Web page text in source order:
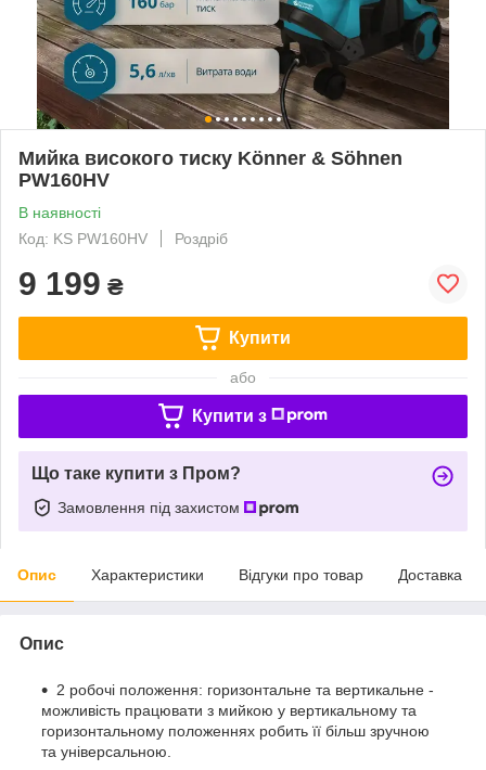
Мийка високого тиску Könner & Söhnen
PW160HV
В наявності
Код: KS PW160HV
Роздріб
9 199 ₴
Купити
або
Купити з
Що таке купити з Пром?
Замовлення під захистом
Опис Характеристики Відгуки про товар Доставка
Опис
2 робочі положення: горизонтальне та вертикальне -
можливість працювати з мийкою у вертикальному та
горизонтальному положеннях робить її більш зручною
та універсальною.